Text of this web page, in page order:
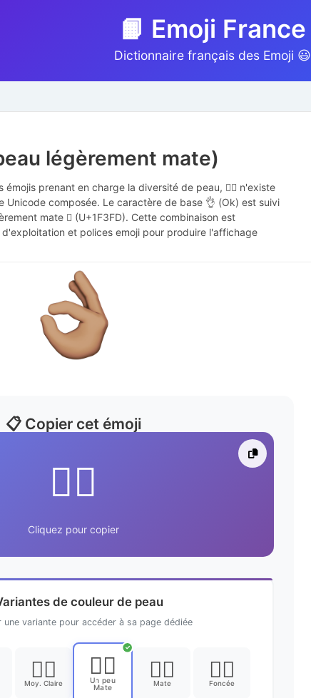
📙 Emoji France
Dictionnaire français des Emoji 😃
légèrement mate)
prenant en charge la diversité de peau, 👌🏽 n'existe
Unicode composée. Le caractère de base 👌 (Ok) est suivi
mate 🏽 (U+1F3FD). Cette combinaison est
et polices emoji pour produire l'affichage
📋 Copier cet émoji
👌🏽
Cliquez pour copier
de couleur de peau
une variante pour accéder à sa page dédiée
👌🏼
Moy. Claire
✓
👌🏽
Un peu
Mate
👌🏾
Mate
👌🏿
Foncée